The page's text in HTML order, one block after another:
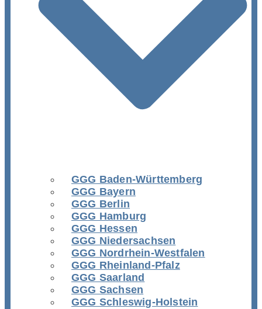
GGG Baden-Württemberg
GGG Bayern
GGG Berlin
GGG Hamburg
GGG Hessen
GGG Niedersachsen
GGG Nordrhein-Westfalen
GGG Rheinland-Pfalz
GGG Saarland
GGG Sachsen
GGG Schleswig-Holstein